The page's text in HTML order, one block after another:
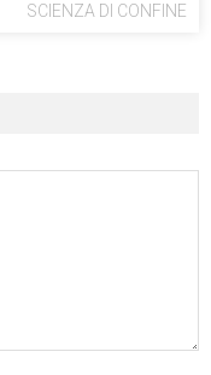
SCIENZA DI CONFINE